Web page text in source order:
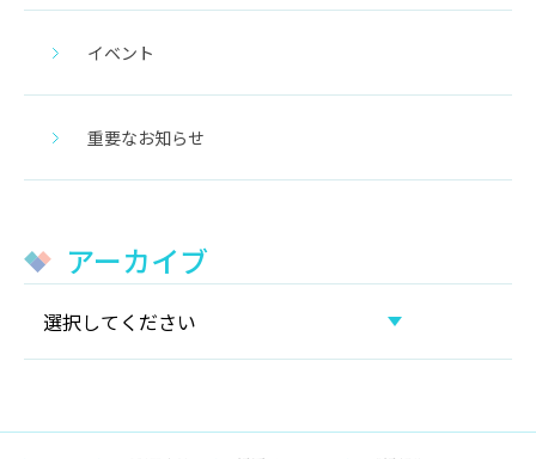
イベント
重要なお知らせ
アーカイブ